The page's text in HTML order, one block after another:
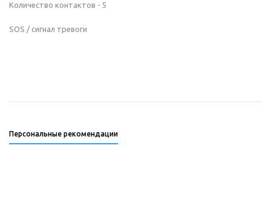
Количество контактов - 5
SOS / сигнал тревоги
Персональные рекомендации